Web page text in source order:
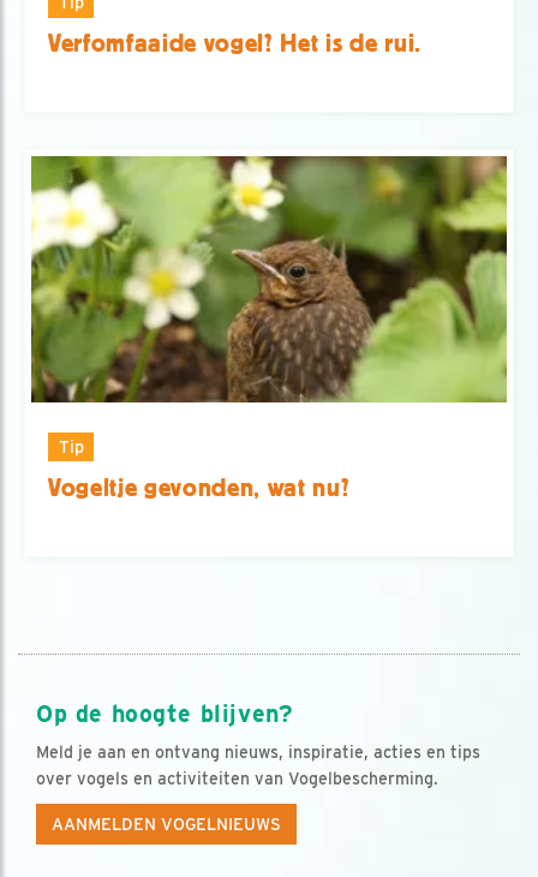
Verfomfaaide vogel? Het is de rui.
Tip
Vogeltje gevonden, wat nu?
Op de hoogte blijven?
Meld je aan en ontvang nieuws, inspiratie, acties en tips
over vogels en activiteiten van Vogelbescherming.
AANMELDEN VOGELNIEUWS